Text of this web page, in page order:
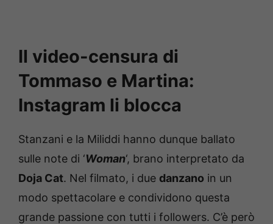
Il video-censura di
Tommaso e Martina:
Instagram li blocca
Stanzani e la Miliddi hanno dunque ballato
sulle note di ‘Woman‘, brano interpretato da
Doja Cat. Nel filmato, i due danzano in un
modo spettacolare e condividono questa
grande passione con tutti i followers. C’è però